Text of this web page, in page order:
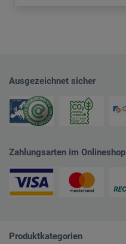
Ausgezeichnet sicher
Zahlungsarten im Onlineshop
Produktkategorien